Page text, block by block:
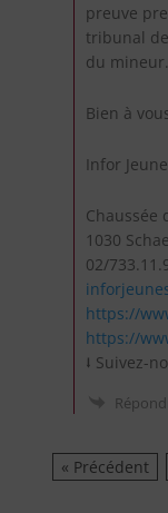
preuve
tribunal
du mineur.
Bien à
Infor
Chaussée
1030
02/
https://
https://
⭣ Suivez-
« Précédent